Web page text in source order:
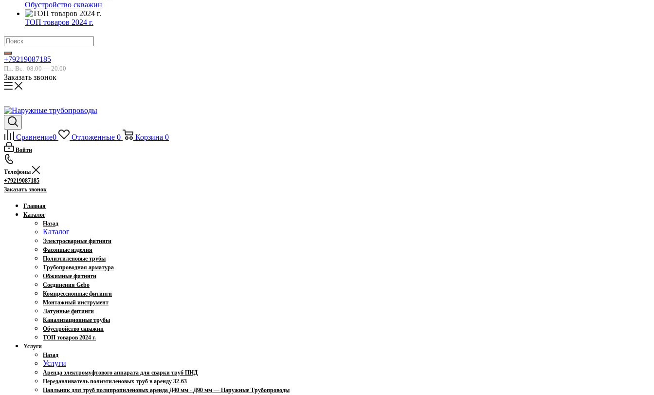
Обустройство скважин
ТОП товаров 2024 г.
+79219087185
Пн.-Вс. 08.00 — 20.00
Заказать звонок
Сравнение0 Отложенные 0 Корзина 0
Войти
Телефоны
+79219087185
Заказать звонок
Главная
Каталог
Назад
Каталог
Электросварные фитинги
Фасонные изделия
Полиэтиленовые трубы
Трубопроводная арматура
Обжимные фитинги
Соединения Gebo
Компрессионные фитинги
Монтажный инструмент
Латунные фитинги
Канализационные трубы
Обустройство скважин
ТОП товаров 2024 г.
Услуги
Назад
Услуги
Аренда электромуфтового аппарата для сварки труб ПНД
Передавливатель полиэтиленовых труб в аренду 32-63
Паяльник для труб полипропиленовых аренда Д40 мм - Д90 мм — Наружные Трубопроводы